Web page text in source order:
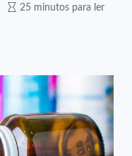
25 minutos para ler